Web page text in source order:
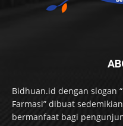
Bidhuan.id dengan slogan
Farmasi” dibuat
bermanfaat bagi